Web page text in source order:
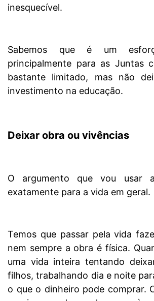
inesquecível.
Sabemos que é um
principalmente para as Juntas
bastante limitado, mas não
investimento na educação.
Deixar obra ou vivências
O argumento que vou usar
exatamente para a vida em geral.
Temos que passar pela vida
nem sempre a obra é física.
uma vida inteira tentando
filhos, trabalhando dia e noite
o que o dinheiro pode comprar.